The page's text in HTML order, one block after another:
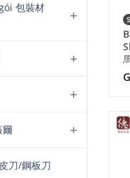
包裝材
爾
刀/鋼板刀